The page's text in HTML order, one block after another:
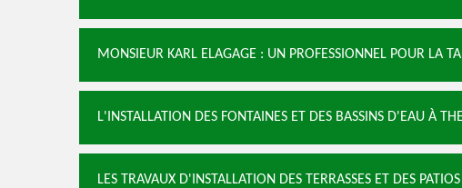
MONSIEUR KARL ELAGAGE : UN PROFESSIONNEL POUR LA
L'INSTALLATION DES FONTAINES ET DES BASSINS D'EAU À
LES TRAVAUX D'INSTALLATION DES TERRASSES ET DES